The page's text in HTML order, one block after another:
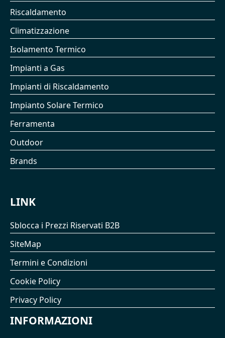
Riscaldamento
Climatizzazione
Isolamento Termico
Impianti a Gas
Impianti di Riscaldamento
Impianto Solare Termico
Ferramenta
Outdoor
Brands
LINK
Sblocca i Prezzi Riservati B2B
SiteMap
Termini e Condizioni
Cookie Policy
Privacy Policy
INFORMAZIONI